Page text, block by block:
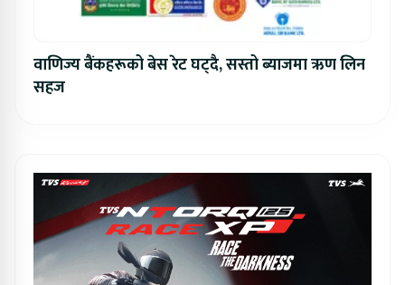
वाणिज्य बैंकहरूको बेस रेट घट्दै, सस्तो ब्याजमा ऋण लिन
सहज